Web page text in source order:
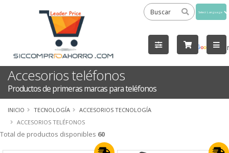
by
Accesorios teléfonos
Productos de primeras marcas para teléfonos
INICIO TECNOLOGÍA
ACCESORIOS TECNOLOGÍA
ACCESORIOS TELÉFONOS
Total de productos disponibles 60